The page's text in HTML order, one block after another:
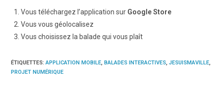
Vous téléchargez l’application sur Google Store
Vous vous géolocalisez
Vous choisissez la balade qui vous plaît
ÉTIQUETTES:APPLICATION MOBILE, BALADES INTERACTIVES, JESUISMAVILLE,
PROJET NUMÉRIQUE